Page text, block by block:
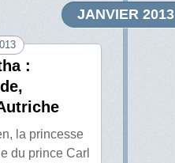
JANVIER 2013
:
la princesse
du prince Carl